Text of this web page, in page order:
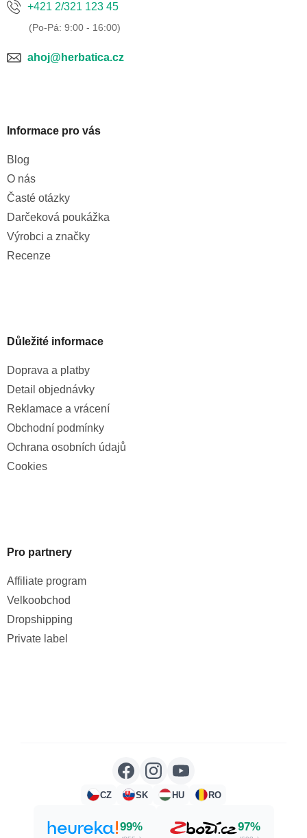
+421 2/321 123 45
ahoj@herbatica.cz
Informace pro vás
Blog
O nás
Časté otázky
Darčeková poukážka
Výrobci a značky
Recenze
Důležité informace
Doprava a platby
Detail objednávky
Reklamace a vrácení
Obchodní podmínky
Ochrana osobních údajů
Cookies
Pro partnery
Affiliate program
Velkoobchod
Dropshipping
Private label
CZ SK HU RO
99% 97%